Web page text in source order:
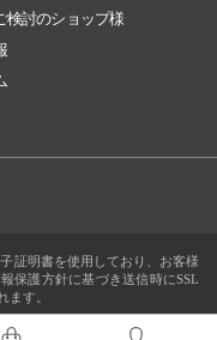
検討のショップ様
証明書を使用しており、お客様
保護方針に基づき送信時にSSL
ます。